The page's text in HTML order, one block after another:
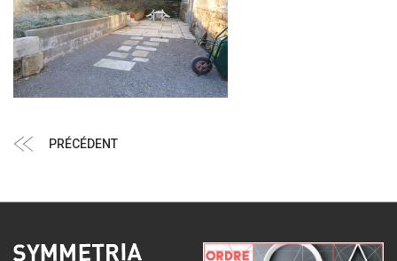
de
Article
PRÉCÉDENT